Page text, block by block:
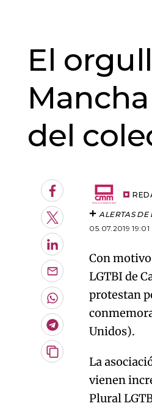
El
del
Facebook
Twitter
LinkedIn
Enviar
por
Email
Whatsapp
Telegram
Copiar
artículo
ALERTAS DE
05.07.2019 19:01
Con
LGTBI de
protestan
Unidos).
La
vienen
Plural